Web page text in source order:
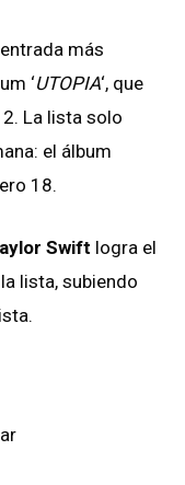
más
‘UTOPIA‘, que
La lista solo
el álbum
18.
Swift logra el
lista, subiendo